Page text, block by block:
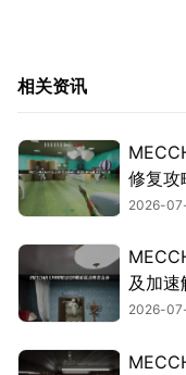
相关资讯
修复攻
2026-
及加速
2026-